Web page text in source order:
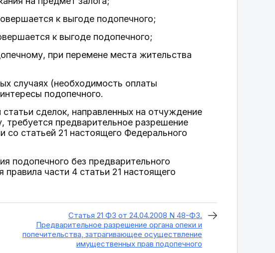
к выгоде подопечного;
к выгоде подопечного;
при перемене места жительства
случаях (необходимость оплаты
подопечного.
сделок, направленных на отчуждение
предварительное разрешение
со статьей 21 настоящего Федерального
подопечного без предварительного
части 4 статьи 21 настоящего
Статья 21 ФЗ от 24.04.2008 N 48-ФЗ.
Предварительное разрешение органа опеки и
попечительства, затрагивающее осуществление
имущественных прав подопечного